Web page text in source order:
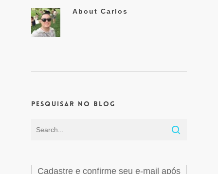
About Carlos
Pesquisar no Blog
Cadastre e confirme seu e-mail após